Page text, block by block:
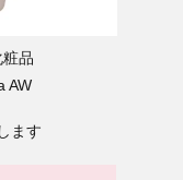
品
AW
ます